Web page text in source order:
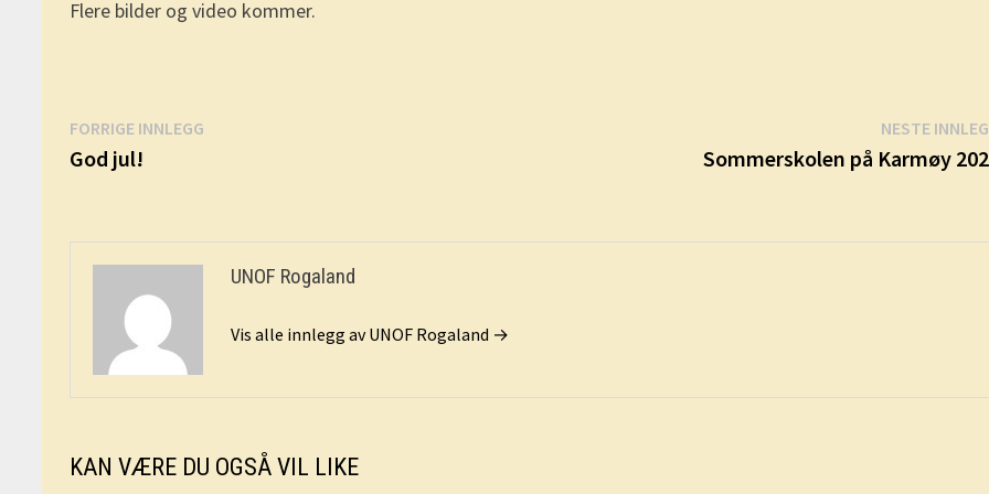
Flere bilder og video kommer.
Innleggsnavigasjon
FORRIGE INNLEGG
God jul!
NESTE
Sommerskolen på Karmøy
UNOF Rogaland
Vis alle innlegg av UNOF Rogaland →
KAN VÆRE DU OGSÅ VIL LIKE